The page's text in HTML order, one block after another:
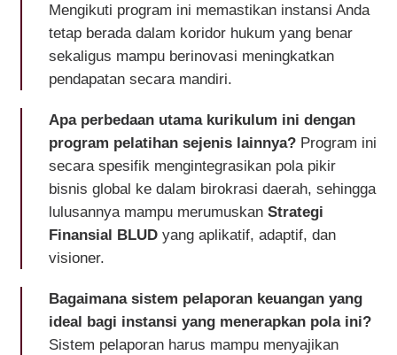
Mengikuti program ini memastikan instansi Anda
tetap berada dalam koridor hukum yang benar
sekaligus mampu berinovasi meningkatkan
pendapatan secara mandiri.
Apa perbedaan utama kurikulum ini dengan
program pelatihan sejenis lainnya?Program ini
secara spesifik mengintegrasikan pola pikir
bisnis global ke dalam birokrasi daerah, sehingga
lulusannya mampu merumuskan Strategi
Finansial BLUDyang aplikatif, adaptif, dan
visioner.
Bagaimana sistem pelaporan keuangan yang
ideal bagi instansi yang menerapkan pola ini?
Sistem pelaporan harus mampu menyajikan